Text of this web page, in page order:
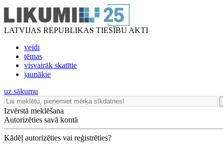
LATVIJAS REPUBLIKAS TIESĪBU AKTI
veidi
tēmas
visvairāk skatītie
jaunākie
uz sākumu
Izvērstā meklēšana
Autorizēties savā kontā
Kādēļ autorizēties vai reģistrēties?